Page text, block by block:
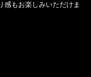
感もお楽しみいただけま